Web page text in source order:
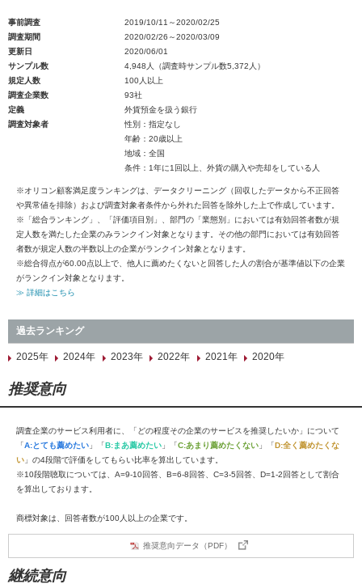
事前調査
2019/10/11～2020/02/25
調査期間
2020/02/26～2020/03/09
更新日
2020/06/01
サンプル数
4,948人（調査時サンプル数5,372人）
規定人数
100人以上
調査企業数
93社
定義
外貨預金を扱う銀行
調査対象者
性別：指定なし
年齢：20歳以上
地域：全国
条件：1年に1回以上、外貨の購入や売却をしている人
※オリコン顧客満足度ランキングは、データクリーニング（回収したデータから不正回答
や異常値を排除）および調査対象者条件から外れた回答を除外した上で作成しています。
※「総合ランキング」、「評価項目別」、部門の「業態別」においては有効回答者数が規
定人数を満たした企業のみランクイン対象となります。その他の部門においては有効回答
者数が規定人数の半数以上の企業がランクイン対象となります。
※総合得点が60.00点以上で、他人に薦めたくないと回答した人の割合が基準値以下の企業
がランクイン対象となります。
≫ 詳細はこちら
過去ランキング
2025年 2024年 2023年 2022年 2021年 2020年
推奨意向
調査企業のサービス利用者に、「どの程度その企業のサービスを推奨したいか」について
「A:とても薦めたい 」「B:まあ薦めたい 」「C:あまり薦めたくない 」「D:全く薦めたくな
い 」の4段階で評価をしてもらい比率を算出しています。
※10段階聴取については、A=9-10回答、B=6-8回答、C=3-5回答、D=1-2回答として割合
を算出しております。
商標対象は、回答者数が100人以上の企業です。
推奨意向データ（PDF）
継続意向